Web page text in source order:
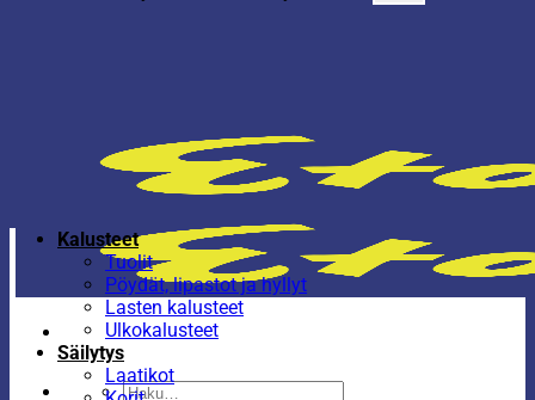
Etsi:
Kalusteet
Tuolit
Pöydät, lipastot ja hyllyt
Lasten kalusteet
Ulkokalusteet
Säilytys
Laatikot